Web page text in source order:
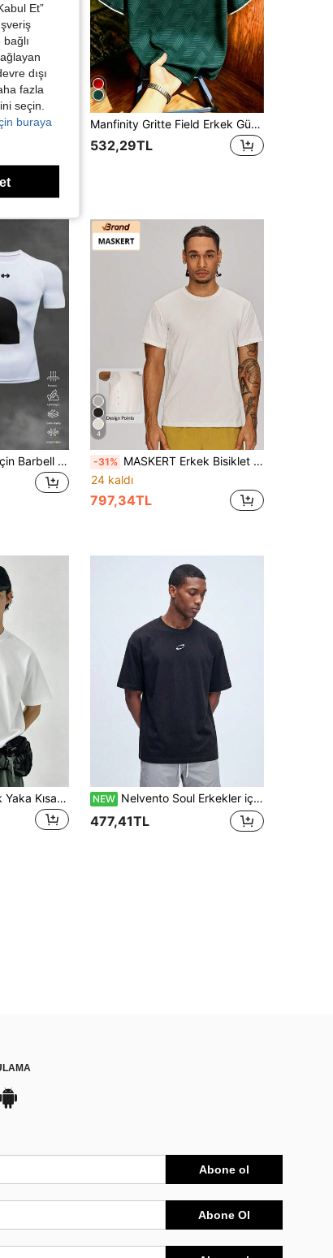
CAMEL CROWN Flagship Store Manfinity Gritte Field Erkek Günlük Geometrik Baskılı Detaylı Kısa Kollu Spor Tişört, Yaz, Futbol, Spor Salonu, Tatil
532,29TL
Gym Rark Erkekler için Barbell Baskılı Raglan Kısa Kollu Günlük Fitness Antrenman Tişörtü, Vücuda Oturan Tişört, Yuvarlak Yaka Sıkıştırma Tişörtü, Erkek, Spor Salonu
4
-31% MASKERT Erkek Bisiklet Yaka Spor Tişört, Nefes Alabilen Atletik Antrenman Tişörtü, Spor Salonu Egzersizi, Ağırlık Kaldırma, Bisiklet, Yürüyüş ve Günlük Dış Mekan Giyim İçin Uygun
24 kaldı
797,34TL
Erkek Spor Yuvarlak Yaka Kısa Kollu Üst, Regular Fit, Düz Renk Temel Tişört, Hafif ve Yumuşak, Açık Hava Sporları, Fitness, Koşu ve Günlük Giyim İçin Uygun NEW Nelvento Soul Erkekler için Günlük Kullanım, Açık Hava Sporları ve Spor Salonu İçin Çok Yönlü, Bisiklet Yaka Kısa Kollu Tişört
477,41TL
Abone ol
Abone Ol
Et”
dışı
fazla
seçin.
buraya